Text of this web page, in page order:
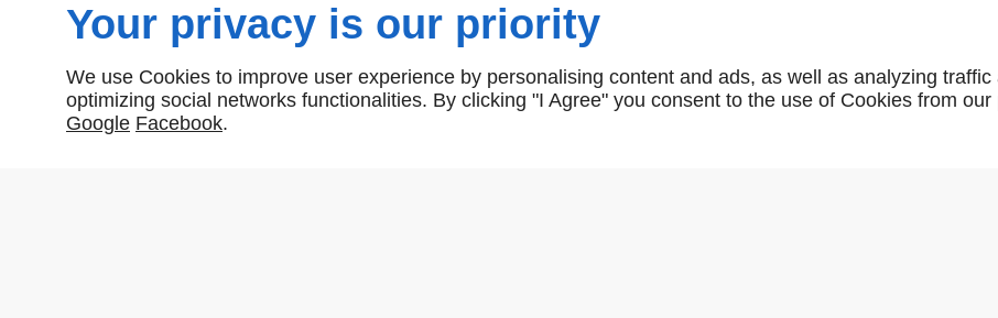
Your privacy is our priority
We use Cookies to improve user experience by personalising content and ads, as well as analyzing traffic
optimizing social networks functionalities. By clicking "I Agree" you consent to the use of Cookies from our
Google Facebook.